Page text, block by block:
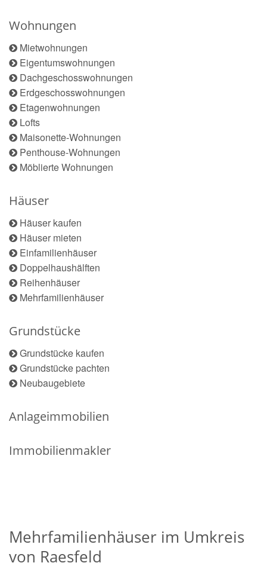
Wohnungen
Mietwohnungen
Eigentumswohnungen
Dachgeschosswohnungen
Erdgeschosswohnungen
Etagenwohnungen
Lofts
Maisonette-Wohnungen
Penthouse-Wohnungen
Möblierte Wohnungen
Häuser
Häuser kaufen
Häuser mieten
Einfamilienhäuser
Doppelhaushälften
Reihenhäuser
Mehrfamilienhäuser
Grundstücke
Grundstücke kaufen
Grundstücke pachten
Neubaugebiete
Anlageimmobilien
Immobilienmakler
Mehrfamilienhäuser im Umkreis
von Raesfeld